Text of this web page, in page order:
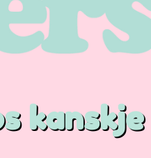
kanskje